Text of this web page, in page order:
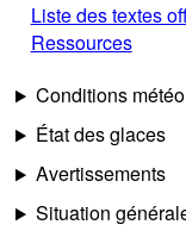
Liste des textes
Ressources
Conditions météo
État des glaces
Avertissements
Situation